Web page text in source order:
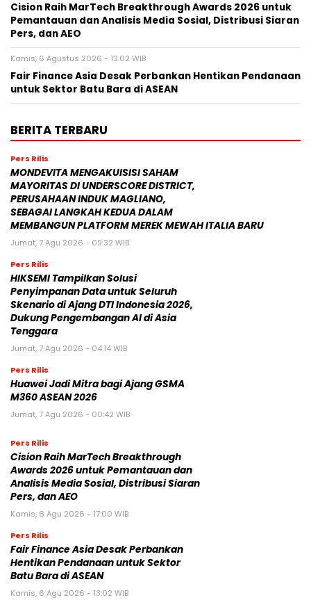
Cision Raih MarTech Breakthrough Awards 2026 untuk
Pemantauan dan Analisis Media Sosial, Distribusi Siaran
Pers, dan AEO
Kamis, 6 Agustus 2026 - 13:02 WIB
Fair Finance Asia Desak Perbankan Hentikan Pendanaan
untuk Sektor Batu Bara di ASEAN
BERITA TERBARU
Pers Rilis
MONDEVITA MENGAKUISISI SAHAM
MAYORITAS DI UNDERSCORE DISTRICT,
PERUSAHAAN INDUK MAGLIANO,
SEBAGAI LANGKAH KEDUA DALAM
MEMBANGUN PLATFORM MEREK MEWAH ITALIA BARU
Jumat, 7 Agu 2026 - 09:32 WIB
Pers Rilis
HIKSEMI Tampilkan Solusi
Penyimpanan Data untuk Seluruh
Skenario di Ajang DTI Indonesia 2026,
Dukung Pengembangan AI di Asia
Tenggara
Jumat, 7 Agu 2026 - 04:14 WIB
Pers Rilis
Huawei Jadi Mitra bagi Ajang GSMA
M360 ASEAN 2026
Jumat, 7 Agu 2026 - 00:42 WIB
Pers Rilis
Cision Raih MarTech Breakthrough
Awards 2026 untuk Pemantauan dan
Analisis Media Sosial, Distribusi Siaran
Pers, dan AEO
Kamis, 6 Agu 2026 - 17:00 WIB
Pers Rilis
Fair Finance Asia Desak Perbankan
Hentikan Pendanaan untuk Sektor
Batu Bara di ASEAN
Kamis, 6 Agu 2026 - 13:02 WIB